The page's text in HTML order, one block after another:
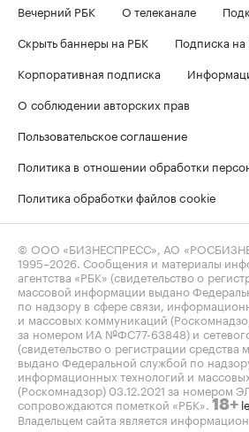
Вечерний РБК
О телеканале
Скрыть баннеры на РБК
Подписка
Корпоративная подписка
О соблюдении авторских прав
Пользовательское соглашение
Политика в отношении обработки
Политика обработки файлов cookie
© ООО «БИЗНЕСПРЕСС», АО
1995–2026 . Сообщения и материалы
агентства «РБК» (свидетельство о
массовой информации выдано
по надзору в сфере связи,
и массовых коммуникаций
за номером ИА №ФС77-63848) и
(свидетельство о регистрации
выдано Федеральной службой по
информационных технологий и
(Роскомнадзор) 03.12.2021 за номером
сопровождаются пометкой «РБК». 18+
Владельцем сайта является